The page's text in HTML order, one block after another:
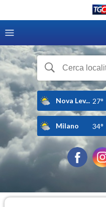
Nova Lev... 27°
Milano 34°